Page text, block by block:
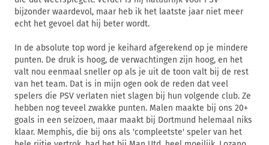
bijzonder waardevol, maar heb ik het laatste jaar niet meer
echt het gevoel dat hij beter wordt.
In de absolute top word je keihard afgerekend op je mindere
punten. De druk is hoog, de verwachtingen zijn hoog, en het
valt nou eenmaal sneller op als je uit de toon valt bij de rest
van het team. Dat is in mijn ogen ook de reden dat veel
spelers die PSV verlaten niet slagen bij hun volgende club. Ze
hebben nog teveel zwakke punten. Malen maakte bij ons 20+
goals in een seizoen, maar maakt bij Dortmund helemaal niks
klaar. Memphis, die bij ons als 'compleetste' speler van het